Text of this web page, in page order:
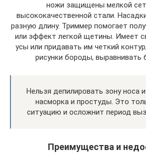
ножи защищены мелкой
высококачественной стали.
разную длину. Триммер помогает
или эффект легкой щетины. Имеет
усы или придавать им четкий
рисунки бороды, выравнивать
Нельзя депилировать зону носа
насморка и простуды. Это
ситуацию и осложнит период
Преимущества и